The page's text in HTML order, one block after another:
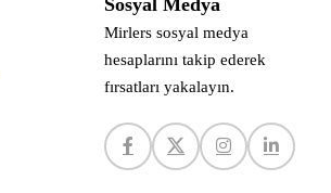
Sosyal Medya
Mirlers sosyal medya
hesaplarını takip ederek
fırsatları yakalayın.